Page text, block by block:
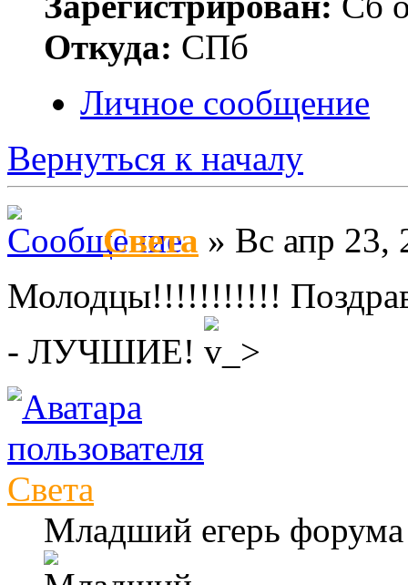
Откуда: СПб
Личное сообщение
Вернуться к началу
Света » Вс апр 23,
Молодцы!!!!!!!!!!!
- ЛУЧШИЕ!
Света
Младший егерь форума